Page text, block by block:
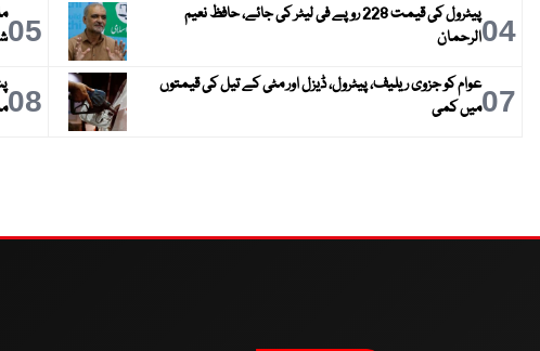
04
پیٹرول کی قیمت 228 روپے فی لیٹر کی جائے، حافظ نعیم
الرحمان
05
07عوام کو جزوی ریلیف، پیٹرول، ڈیزل اور مٹی کے تیل کی قیمتوں
میں کمی
08